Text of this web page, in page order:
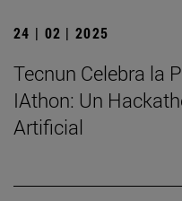
24 | 02 | 2025
Tecnun Celebra la
IAthon: Un
Artificial